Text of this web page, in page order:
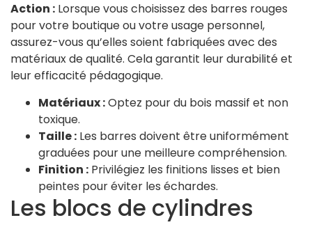
Action : Lorsque vous choisissez des barres rouges
pour votre boutique ou votre usage personnel,
assurez-vous qu’elles soient fabriquées avec des
matériaux de qualité. Cela garantit leur durabilité et
leur efficacité pédagogique.
Matériaux :Optez pour du bois massif et non
toxique.
Taille : Les barres doivent être uniformément
graduées pour une meilleure compréhension.
Finition : Privilégiez les finitions lisses et bien
peintes pour éviter les échardes.
Les blocs de cylindres